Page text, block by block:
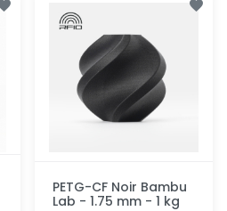
PETG-CF Noir Bambu
Lab - 1.75 mm - 1 kg